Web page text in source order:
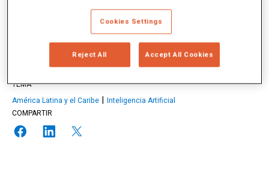
Axel Rivas
Axel Rivas é uma das vozes mais autorizadas sobre educação e
políticas públicas na América Latina. más info
TEMA
América Latina y el Caribe
Inteligencia Artificial
COMPARTIR
Cookies Settings
Reject All Accept All Cookies